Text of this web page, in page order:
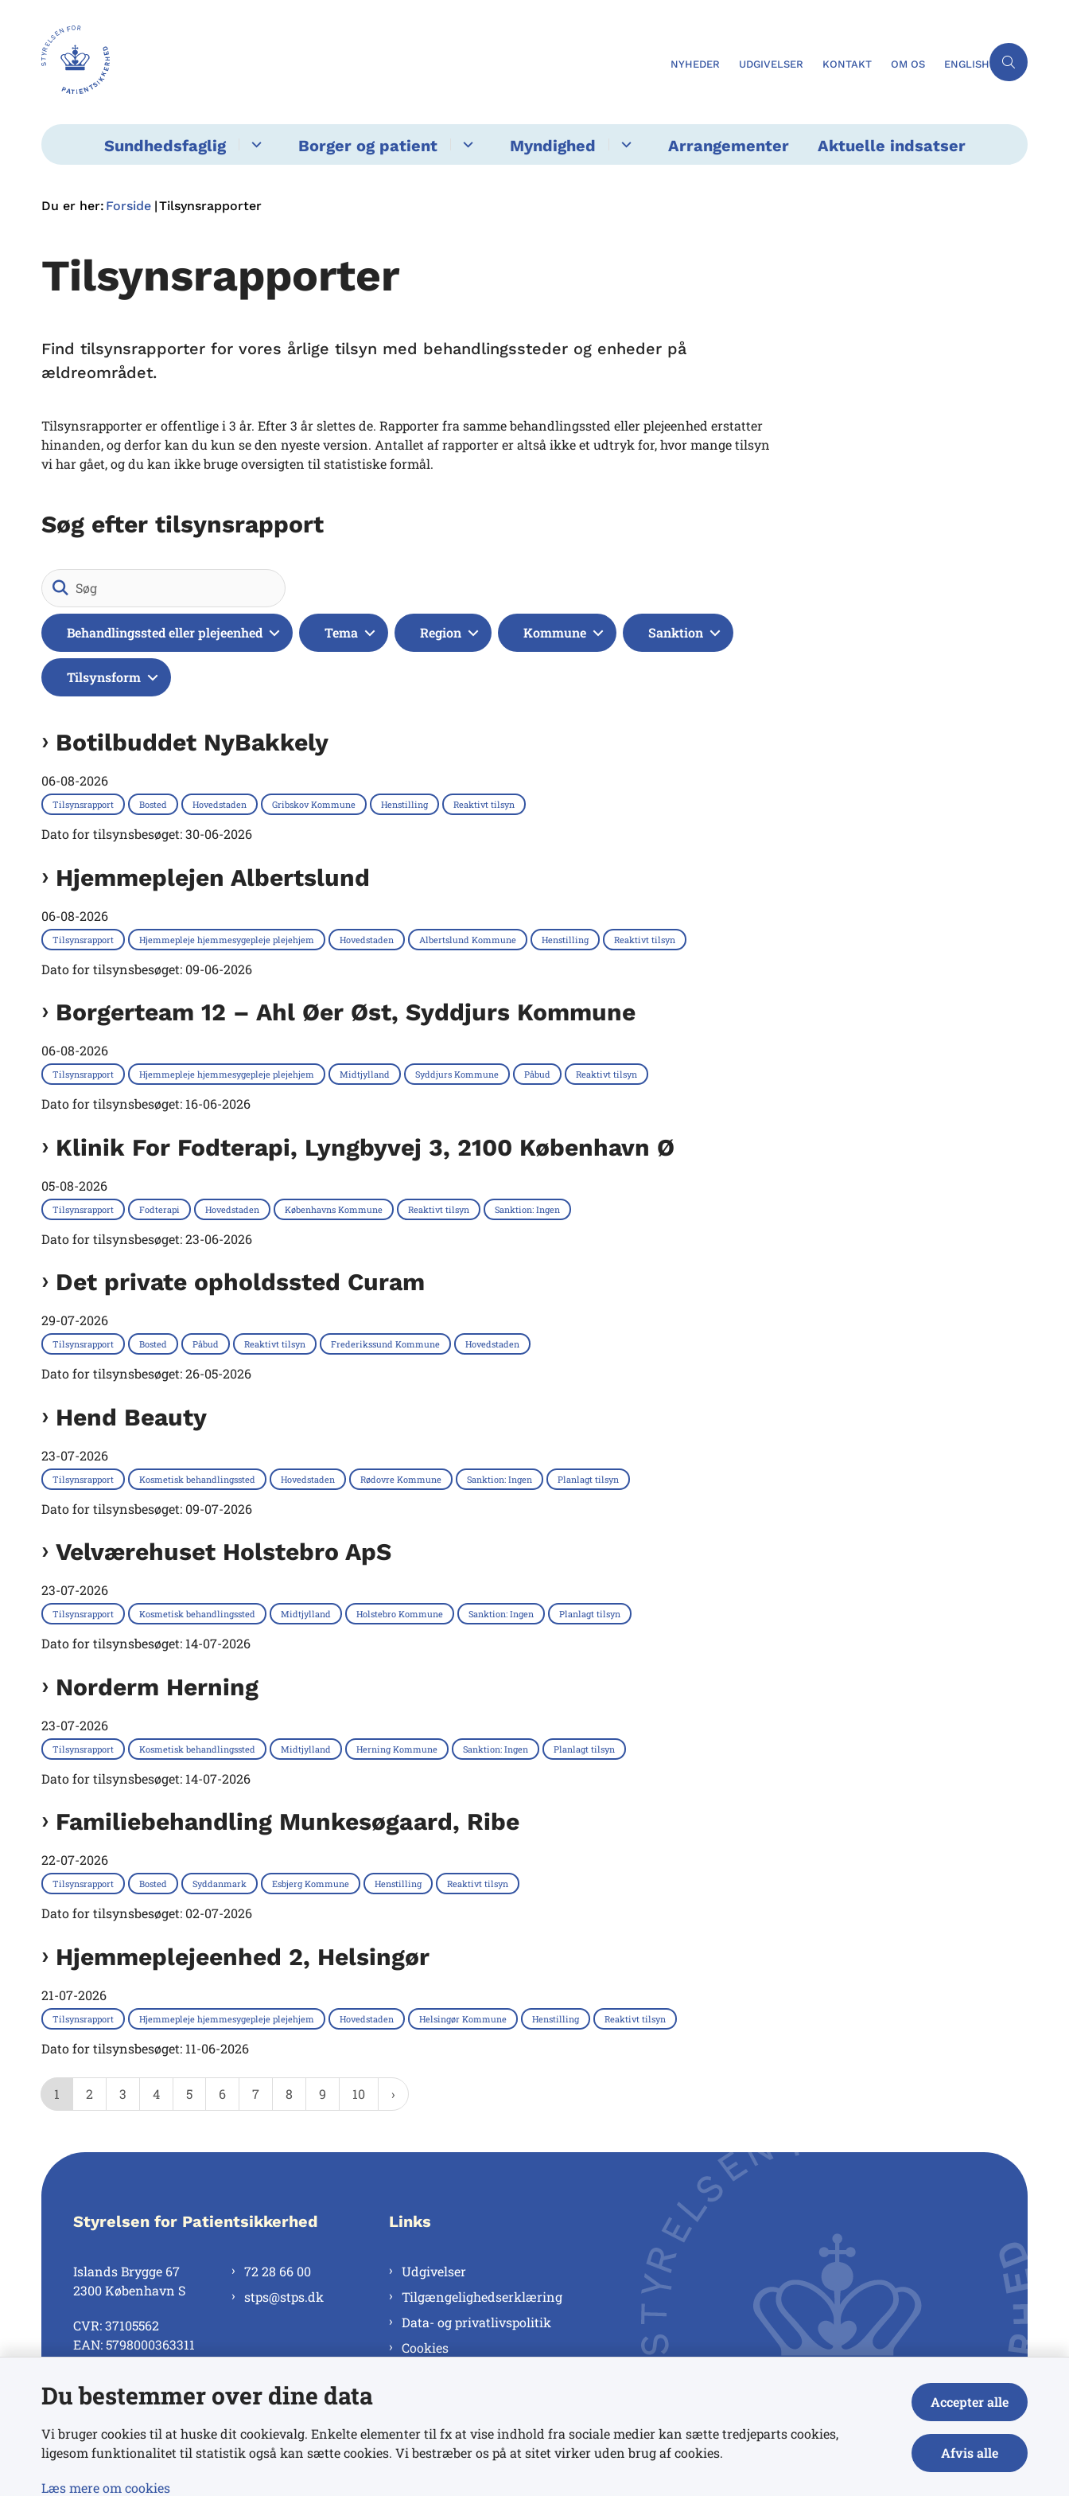
NYHEDER UDGIVELSER KONTAKT OM OS ENGLISH
Sundhedsfaglig Borger og patient Myndighed Arrangementer Aktuelle indsatser
Du er her: Forside Tilsynsrapporter
Tilsynsrapporter
Find tilsynsrapporter for vores årlige tilsyn med behandlingssteder og enheder på
ældreområdet.
Tilsynsrapporter er offentlige i 3 år. Efter 3 år slettes de. Rapporter fra samme behandlingssted eller plejeenhed erstatter
hinanden, og derfor kan du kun se den nyeste version. Antallet af rapporter er altså ikke et udtryk for, hvor mange tilsyn
vi har gået, og du kan ikke bruge oversigten til statistiske formål.
Søg efter tilsynsrapport
Behandlingssted eller plejeenhed Tema Region Kommune Sanktion
Tilsynsform
Botilbuddet NyBakkely
06-08-2026
Tilsynsrapport Bosted Hovedstaden Gribskov Kommune Henstilling Reaktivt tilsyn
Dato for tilsynsbesøget: 30-06-2026
Hjemmeplejen Albertslund
06-08-2026
Tilsynsrapport Hjemmepleje hjemmesygepleje plejehjem Hovedstaden Albertslund Kommune Henstilling Reaktivt tilsyn
Dato for tilsynsbesøget: 09-06-2026
Borgerteam 12 – Ahl Øer Øst, Syddjurs Kommune
06-08-2026
Tilsynsrapport Hjemmepleje hjemmesygepleje plejehjem Midtjylland Syddjurs Kommune Påbud Reaktivt tilsyn
Dato for tilsynsbesøget: 16-06-2026
Klinik For Fodterapi, Lyngbyvej 3, 2100 København Ø
05-08-2026
Tilsynsrapport Fodterapi Hovedstaden Københavns Kommune Reaktivt tilsyn Sanktion: Ingen
Dato for tilsynsbesøget: 23-06-2026
Det private opholdssted Curam
29-07-2026
Tilsynsrapport Bosted Påbud Reaktivt tilsyn Frederikssund Kommune Hovedstaden
Dato for tilsynsbesøget: 26-05-2026
Hend Beauty
23-07-2026
Tilsynsrapport Kosmetisk behandlingssted Hovedstaden Rødovre Kommune Sanktion: Ingen Planlagt tilsyn
Dato for tilsynsbesøget: 09-07-2026
Velværehuset Holstebro ApS
23-07-2026
Tilsynsrapport Kosmetisk behandlingssted Midtjylland Holstebro Kommune Sanktion: Ingen Planlagt tilsyn
Dato for tilsynsbesøget: 14-07-2026
Norderm Herning
23-07-2026
Tilsynsrapport Kosmetisk behandlingssted Midtjylland Herning Kommune Sanktion: Ingen Planlagt tilsyn
Dato for tilsynsbesøget: 14-07-2026
Familiebehandling Munkesøgaard, Ribe
22-07-2026
Tilsynsrapport Bosted Syddanmark Esbjerg Kommune Henstilling Reaktivt tilsyn
Dato for tilsynsbesøget: 02-07-2026
Hjemmeplejeenhed 2, Helsingør
21-07-2026
Tilsynsrapport Hjemmepleje hjemmesygepleje plejehjem Hovedstaden Helsingør Kommune Henstilling Reaktivt tilsyn
Dato for tilsynsbesøget: 11-06-2026
1 2 3 4 5 6 7 8 9 10
Styrelsen for Patientsikkerhed
Islands Brygge 67
2300 København S
CVR: 37105562
EAN: 5798000363311
72 28 66 00
stps@stps.dk
Se alle kontaktnumre
Links
Udgivelser
Tilgængelighedserklæring
Data- og privatlivspolitik
Cookies
Du bestemmer over dine data
Vi bruger cookies til at huske dit cookievalg. Enkelte elementer til fx at vise indhold fra sociale medier kan sætte tredjeparts cookies,
ligesom funktionalitet til statistik også kan sætte cookies. Vi bestræber os på at sitet virker uden brug af cookies.
Læs mere om cookies
Accepter alle
Afvis alle